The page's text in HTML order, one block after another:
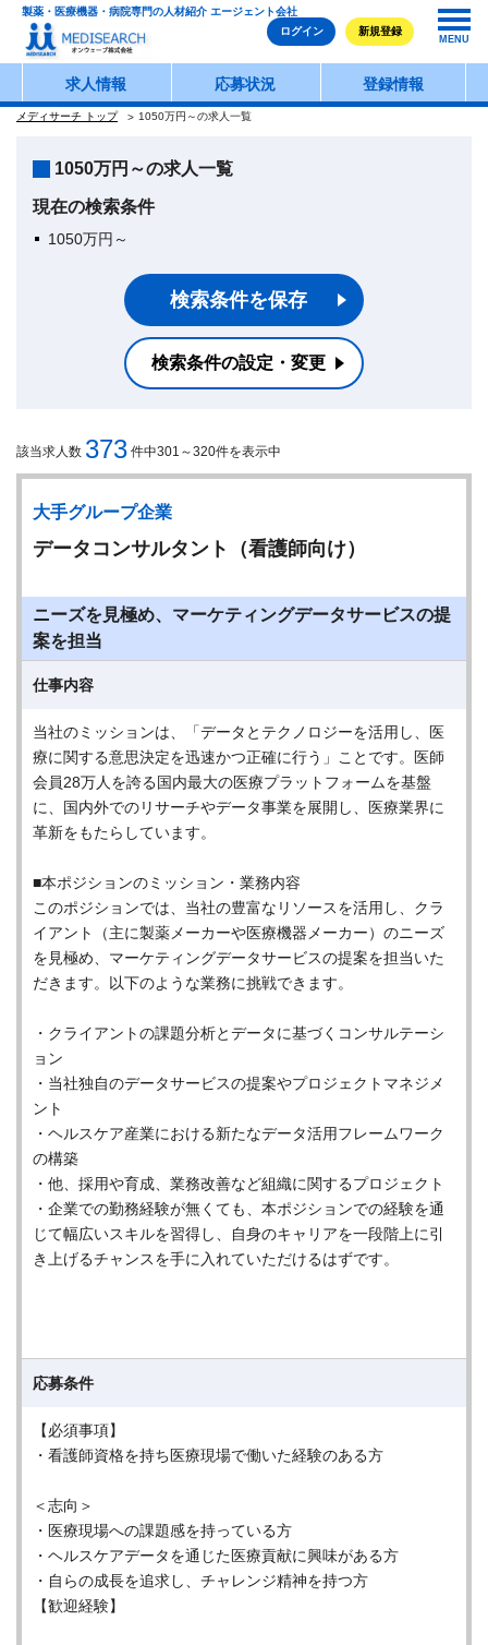
製薬・医療機器・病院専門の人材紹介 エージェント会社
ログイン
新規登録
MENU
求人情報 応募状況 登録情報
メディサーチ トップ 1050万円～の求人一覧
1050万円～の求人一覧
現在の検索条件
1050万円～
検索条件を保存
検索条件の設定・変更
該当求人数 373 件中301～320件を表示中
大手グループ企業
データコンサルタント（看護師向け）
ニーズを見極め、マーケティングデータサービスの提
案を担当
仕事内容
当社のミッションは、「データとテクノロジーを活用し、医
療に関する意思決定を迅速かつ正確に行う」ことです。医師
会員28万人を誇る国内最大の医療プラットフォームを基盤
に、国内外でのリサーチやデータ事業を展開し、医療業界に
革新をもたらしています。
■本ポジションのミッション・業務内容
このポジションでは、当社の豊富なリソースを活用し、クラ
イアント（主に製薬メーカーや医療機器メーカー）のニーズ
を見極め、マーケティングデータサービスの提案を担当いた
だきます。以下のような業務に挑戦できます。
・クライアントの課題分析とデータに基づくコンサルテーシ
ョン
・当社独自のデータサービスの提案やプロジェクトマネジメ
ント
・ヘルスケア産業における新たなデータ活用フレームワーク
の構築
・他、採用や育成、業務改善など組織に関するプロジェクト
・企業での勤務経験が無くても、本ポジションでの経験を通
じて幅広いスキルを習得し、自身のキャリアを一段階上に引
き上げるチャンスを手に入れていただけるはずです。
応募条件
【必須事項】
・看護師資格を持ち医療現場で働いた経験のある方
＜志向＞
・医療現場への課題感を持っている方
・ヘルスケアデータを通じた医療貢献に興味がある方
・自らの成長を追求し、チャレンジ精神を持つ方
【歓迎経験】